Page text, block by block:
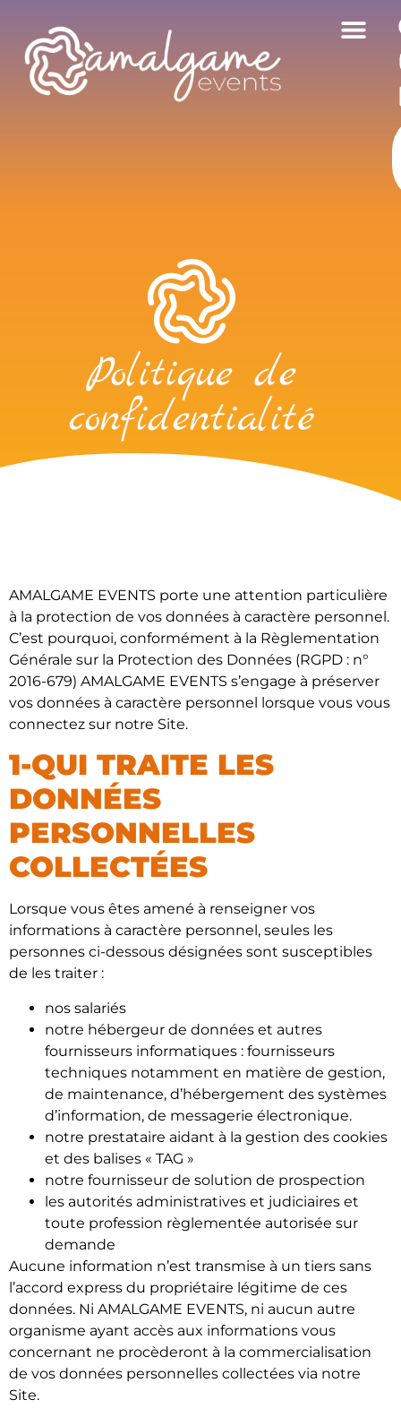
Politique de
confidentialité
AMALGAME EVENTS porte une attention particulière
à la protection de vos données à caractère personnel.
C’est pourquoi, conformément à la Règlementation
Générale sur la Protection des Données (RGPD : n°
2016-679) AMALGAME EVENTS s’engage à préserver
vos données à caractère personnel lorsque vous vous
connectez sur notre Site.
1-QUI TRAITE LES
DONNÉES
PERSONNELLES
COLLECTÉES
Lorsque vous êtes amené à renseigner vos
informations à caractère personnel, seules les
personnes ci-dessous désignées sont susceptibles
de les traiter :
nos salariés
notre hébergeur de données et autres
fournisseurs informatiques : fournisseurs
techniques notamment en matière de gestion,
de maintenance, d’hébergement des systèmes
d’information, de messagerie électronique.
notre prestataire aidant à la gestion des cookies
et des balises « TAG »
notre fournisseur de solution de prospection
les autorités administratives et judiciaires et
toute profession règlementée autorisée sur
demande
Aucune information n’est transmise à un tiers sans
l’accord express du propriétaire légitime de ces
données. Ni AMALGAME EVENTS, ni aucun autre
organisme ayant accès aux informations vous
concernant ne procèderont à la commercialisation
de vos données personnelles collectées via notre
Site.